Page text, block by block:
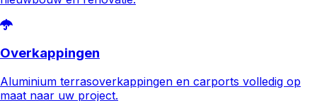
Overkappingen
Aluminium terrasoverkappingen en carports volledig op
maat naar uw project.